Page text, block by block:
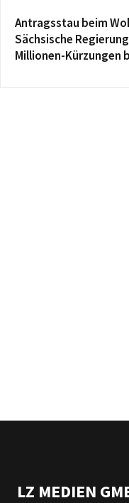
Antragsstau beim
Sächsische
Millionen-Kürzungen
LZ MEDIEN